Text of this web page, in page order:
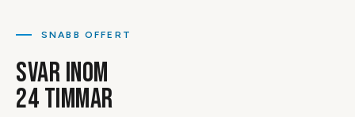
SNABB OFFERT
SVAR INOM
24 TIMMAR